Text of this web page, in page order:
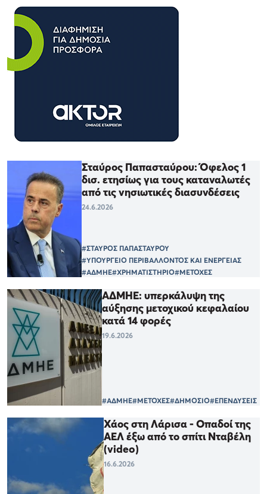
Σταύρος Παπασταύρου: Όφελος 1
δισ. ετησίως για τους καταναλωτές
από τις νησιωτικές διασυνδέσεις
24.6.2026
#ΣΤΑΥΡΟΣ ΠΑΠΑΣΤΑΥΡΟΥ
#ΥΠΟΥΡΓΕΙΟ ΠΕΡΙΒΑΛΛΟΝΤΟΣ ΚΑΙ ΕΝΕΡΓΕΙΑΣ
#ΑΔΜΗΕ#ΧΡΗΜΑΤΙΣΤΗΡΙΟ#ΜΕΤΟΧΕΣ
ΑΔΜΗΕ: υπερκάλυψη της
αύξησης μετοχικού κεφαλαίου
κατά 14 φορές
19.6.2026
#ΑΔΜΗΕ#ΜΕΤΟΧΕΣ#ΔΗΜΟΣΙΟ#ΕΠΕΝΔΥΣΕΙΣ
Χάος στη Λάρισα - Οπαδοί της
ΑΕΛ έξω από το σπίτι Νταβέλη
(video)
16.6.2026